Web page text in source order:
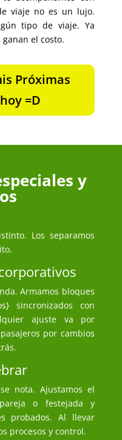
viaje no es un lujo.
tipo de viaje. Ya
el costo.
Próximas
=D
y
Los separamos
Armamos bloques
sincronizados con
ajuste va por
por cambios
nota. Ajustamos el
o festejada y
probados. Al llevar
procesos y control.